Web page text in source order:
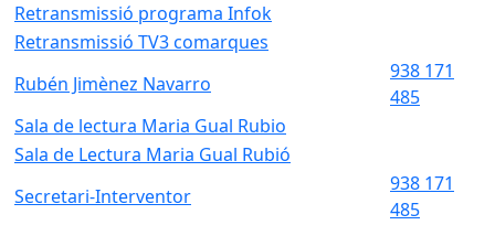
Retransmissió programa Infok
Retransmissió TV3 comarques
Rubén Jimènez Navarro
938 171
485
Sala de lectura Maria Gual Rubio
Sala de Lectura Maria Gual Rubió
Secretari-Interventor
938 171
485